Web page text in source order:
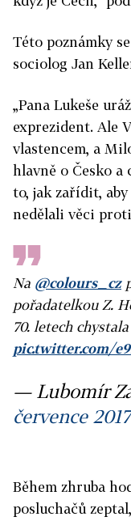
Této poznámky
sociolog Jan
„Pana Lukeše
exprezident. Ale
vlastencem, a
hlavně o Česko a
to, jak zařídit,
nedělali věci
Na @colours_cz
pořadatelkou Z.
70. letech
pic.twitter.com/
— Lubomír
července 2017
Během zhruba
posluchačů